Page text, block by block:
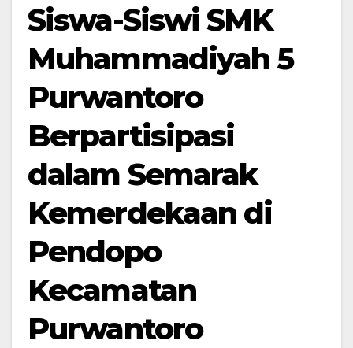
Siswa-Siswi SMK
Muhammadiyah 5
Purwantoro
Berpartisipasi
dalam Semarak
Kemerdekaan di
Pendopo
Kecamatan
Purwantoro